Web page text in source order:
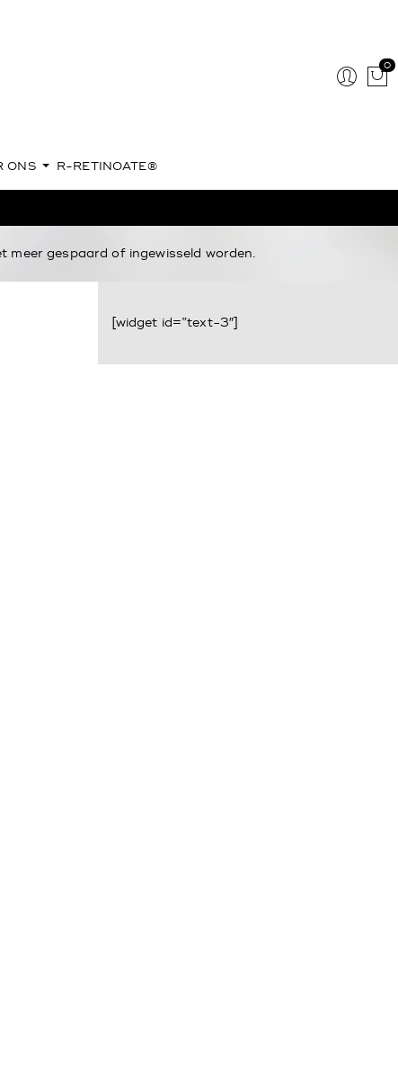
0
ONS R-RETINOATE®
gespaard of ingewisseld worden.
[widget id=”text-3″]